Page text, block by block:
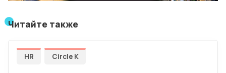
Читайте также
HR Circle K